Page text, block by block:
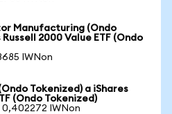
Manufacturing (Ondo
2000 Value ETF (Ondo
IWNon
Tokenized) a iShares
(Ondo Tokenized)
0,402272 IWNon